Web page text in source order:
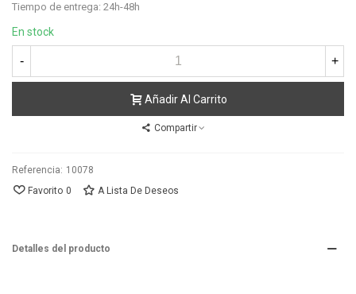
Tiempo de entrega: 24h-48h
En stock
- +
Añadir Al Carrito
Compartir
Referencia: 10078
Favorito 0 A Lista De Deseos
Detalles del producto